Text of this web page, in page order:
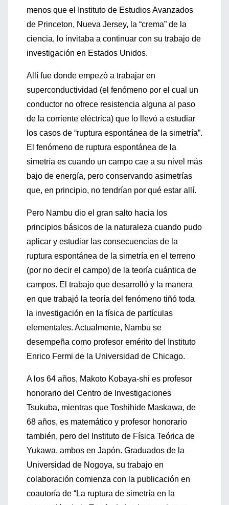
menos que el Instituto de Estudios Avanzados
de Princeton, Nueva Jersey, la “crema” de la
ciencia, lo invitaba a continuar con su trabajo de
investigación en Estados Unidos.
Allí fue donde empezó a trabajar en
superconductividad (el fenómeno por el cual un
conductor no ofrece resistencia alguna al paso
de la corriente eléctrica) que lo llevó a estudiar
los casos de “ruptura espontánea de la simetría”.
El fenómeno de ruptura espontánea de la
simetría es cuando un campo cae a su nivel más
bajo de energía, pero conservando asimetrías
que, en principio, no tendrían por qué estar allí.
Pero Nambu dio el gran salto hacia los
principios básicos de la naturaleza cuando pudo
aplicar y estudiar las consecuencias de la
ruptura espontánea de la simetría en el terreno
(por no decir el campo) de la teoría cuántica de
campos. El trabajo que desarrolló y la manera
en que trabajó la teoría del fenómeno tiñó toda
la investigación en la física de partículas
elementales. Actualmente, Nambu se
desempeña como profesor emérito del Instituto
Enrico Fermi de la Universidad de Chicago.
A los 64 años, Makoto Kobaya-shi es profesor
honorario del Centro de Investigaciones
Tsukuba, mientras que Toshihide Maskawa, de
68 años, es matemático y profesor honorario
también, pero del Instituto de Física Teórica de
Yukawa, ambos en Japón. Graduados de la
Universidad de Nogoya, su trabajo en
colaboración comienza con la publicación en
coautoría de “La ruptura de simetría en la